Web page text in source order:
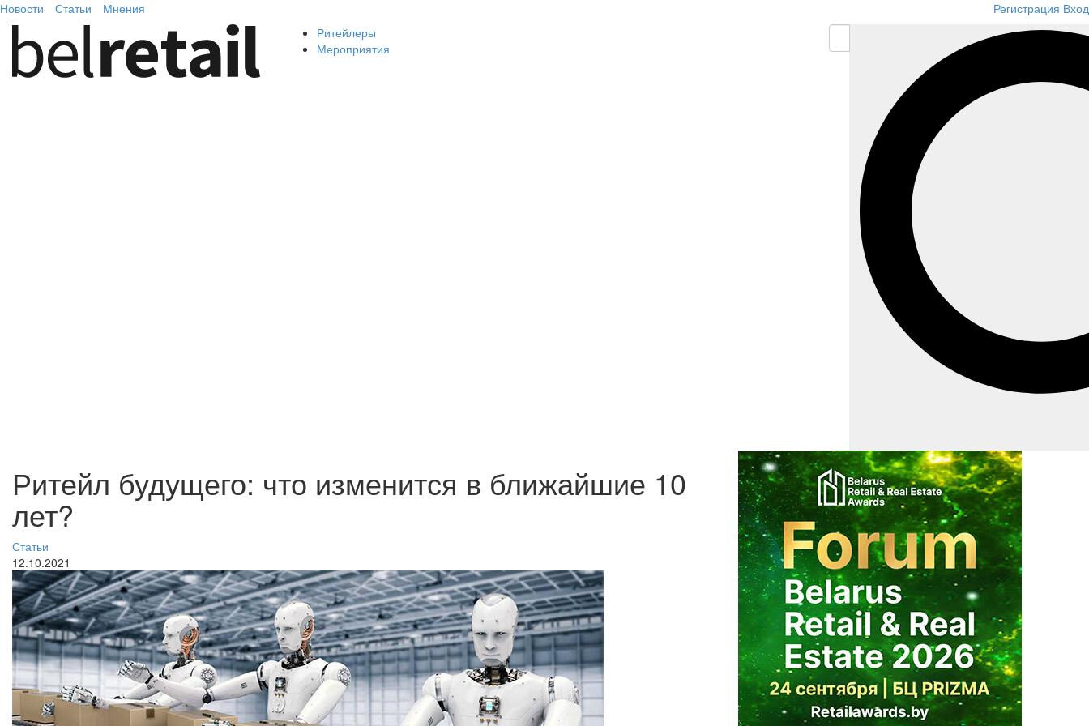
Новости Статьи Мнения Регистрация Вход
Ритейлеры
Мероприятия
Ритейл будущего: что изменится в ближайшие 10
лет?
Статьи
12.10.2021